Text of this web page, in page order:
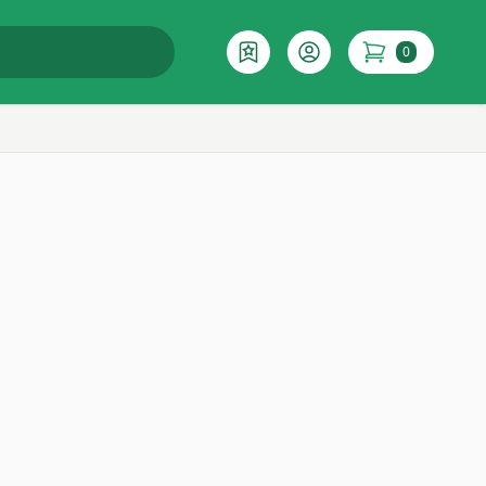
ΕπιθυμητόAccount 0
items in cart